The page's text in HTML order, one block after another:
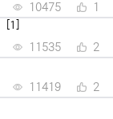
10475 1
[1]
11535 2
11419 2